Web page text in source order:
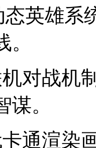
英雄系
对战机
。
通渲染